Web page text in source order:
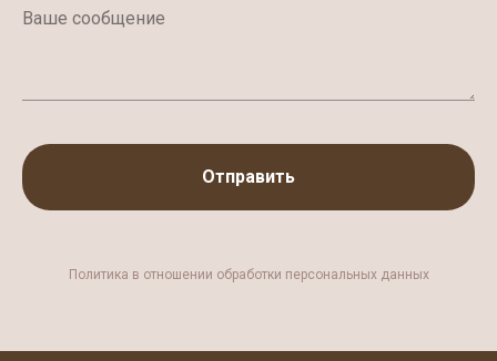
Отправить
Политика в отношении обработки персональных данных